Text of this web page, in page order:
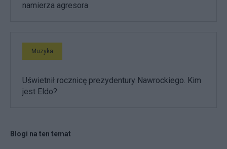
namierza agresora
Muzyka
Uświetnił rocznicę prezydentury Nawrockiego. Kim
jest Eldo?
Blogi na ten temat